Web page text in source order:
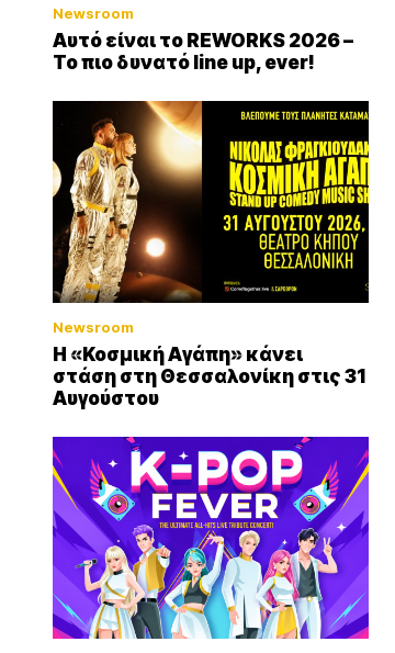
Newsroom
Αυτό είναι το REWORKS 2026 –
Το πιο δυνατό line up, ever!
Newsroom
Η «Κοσμική Αγάπη» κάνει
στάση στη Θεσσαλονίκη στις 31
Αυγούστου